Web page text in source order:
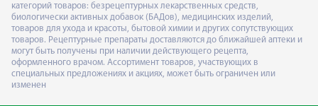
категорий товаров: безрецептурных лекарственных средств,
биологически активных добавок (БАДов), медицинских изделий,
товаров для ухода и красоты, бытовой химии и других сопутствующих
товаров. Рецептурные препараты доставляются до ближайшей аптеки и
могут быть получены при наличии действующего рецепта,
оформленного врачом. Ассортимент товаров, участвующих в
специальных предложениях и акциях, может быть ограничен или
изменен